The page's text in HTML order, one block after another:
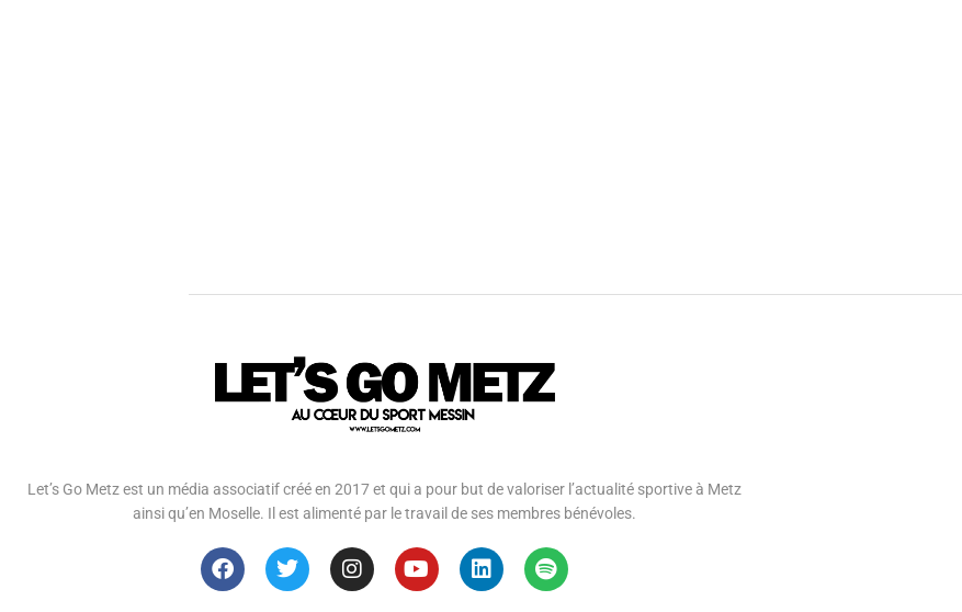
Let’s Go Metz est un média associatif créé en 2017 et qui a pour but de valoriser l’actualité sportive à Metz
ainsi qu’en Moselle. Il est alimenté par le travail de ses membres bénévoles.